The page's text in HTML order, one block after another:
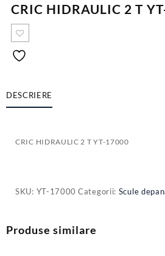
CRIC HIDRAULIC 2 T
DESCRIERE
CRIC HIDRAULIC 2 T YT-17000
SKU: YT-17000 Categorii: Scule
Produse similare